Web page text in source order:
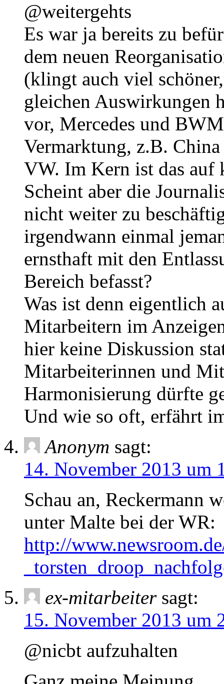
@weitergehts
Es war ja bereits zu
dem neuen
(klingt auch viel
gleichen Auswirkungen
vor, Mercedes und
Vermarktung, z.B.
VW. Im Kern ist das auf
Scheint aber die
nicht weiter zu
irgendwann einmal
ernsthaft mit den
Bereich befasst?
Was ist denn eigentlich
Mitarbeitern im
hier keine Diskussion
Mitarbeiterinnen und
Harmonisierung dürfte
Und wie so oft, erfährt
Anonym sagt:
14. November 2013 um
Schau an, Reckermann
unter Malte bei der WR:
http://
ex-mitarbeiter sagt:
15. November 2013 um
@nicbt aufzuhalten